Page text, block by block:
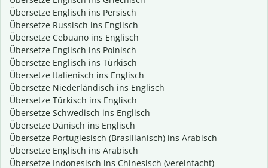
Übersetze Englisch ins Persisch
Übersetze Russisch ins Englisch
Übersetze Cebuano ins Englisch
Übersetze Englisch ins Polnisch
Übersetze Englisch ins Türkisch
Übersetze Italienisch ins Englisch
Übersetze Niederländisch ins Englisch
Übersetze Türkisch ins Englisch
Übersetze Schwedisch ins Englisch
Übersetze Dänisch ins Englisch
Übersetze Portugiesisch (Brasilianisch) ins Arabisch
Übersetze Englisch ins Arabisch
Übersetze Indonesisch ins Chinesisch (vereinfacht)